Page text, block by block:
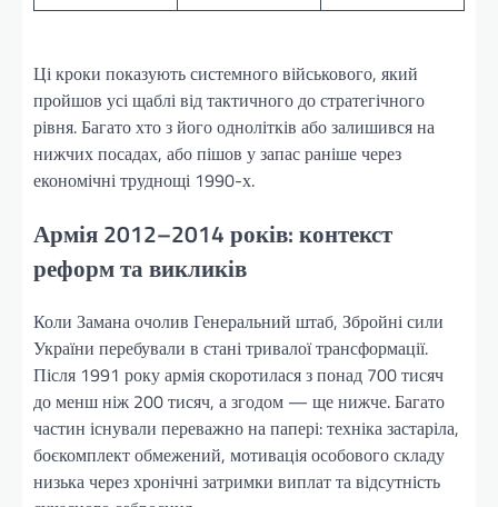
Ці кроки показують системного військового, який
пройшов усі щаблі від тактичного до стратегічного
рівня. Багато хто з його однолітків або залишився на
нижчих посадах, або пішов у запас раніше через
економічні труднощі 1990-х.
Армія 2012–2014 років: контекст
реформ та викликів
Коли Замана очолив Генеральний штаб, Збройні сили
України перебували в стані тривалої трансформації.
Після 1991 року армія скоротилася з понад 700 тисяч
до менш ніж 200 тисяч, а згодом — ще нижче. Багато
частин існували переважно на папері: техніка застаріла,
боєкомплект обмежений, мотивація особового складу
низька через хронічні затримки виплат та відсутність